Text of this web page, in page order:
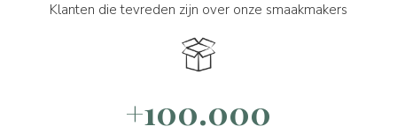
Klanten die tevreden zijn over onze smaakmakers
+100.000